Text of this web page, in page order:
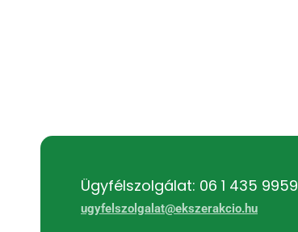
Ügyfélszolgálat: 06 1 435 9959
ugyfelszolgalat@ekszerakcio.hu